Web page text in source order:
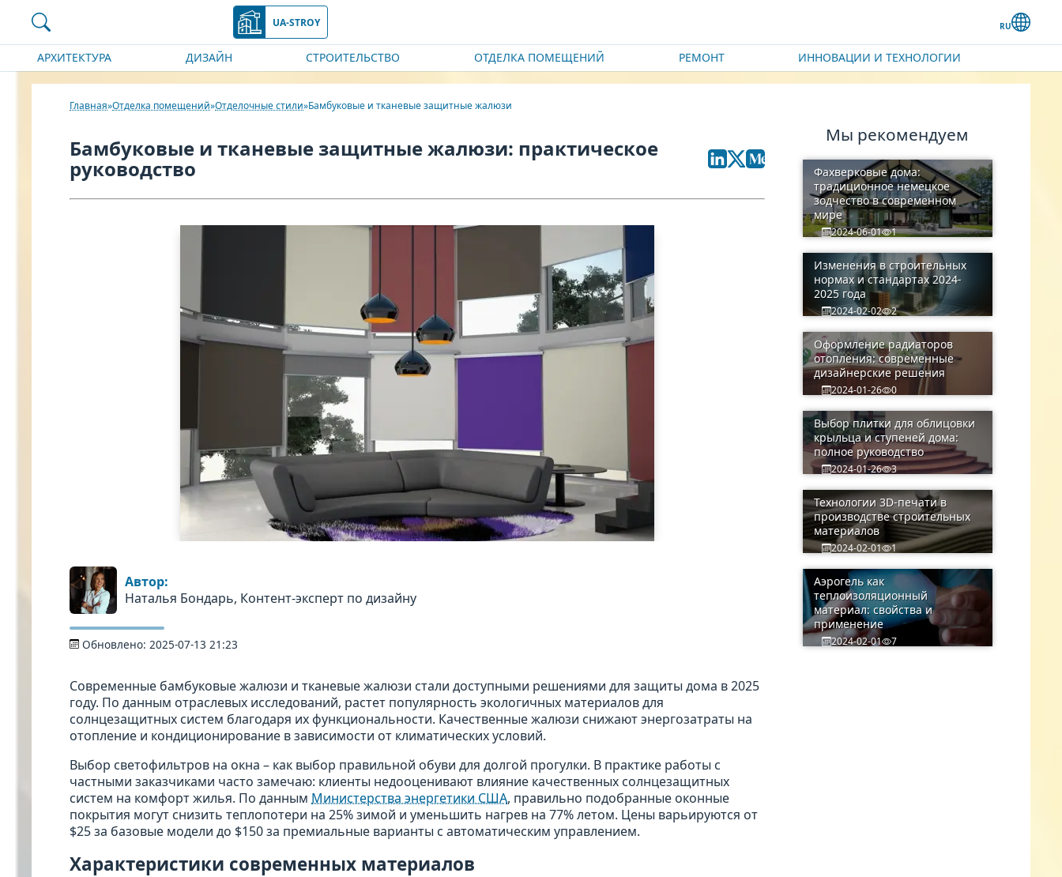
UA-STROY
АРХИТЕКТУРА ДИЗАЙН СТРОИТЕЛЬСТВО ОТДЕЛКА ПОМЕЩЕНИЙ РЕМОНТ ИННОВАЦИИ И ТЕХНОЛОГИИ
Главная Отделка помещений Отделочные стили Бамбуковые и тканевые защитные жалюзи
Бамбуковые и тканевые защитные жалюзи: практическое
руководство
Автор:
Наталья Бондарь, Контент-эксперт по дизайну
Обновлено:2025-07-13 21:23
Современные бамбуковые жалюзи и тканевые жалюзи стали доступными решениями для защиты дома в 2025
году. По данным отраслевых исследований, растет популярность экологичных материалов для
солнцезащитных систем благодаря их функциональности. Качественные жалюзи снижают энергозатраты на
отопление и кондиционирование в зависимости от климатических условий.
Выбор светофильтров на окна – как выбор правильной обуви для долгой прогулки. В практике работы с
частными заказчиками часто замечаю: клиенты недооценивают влияние качественных солнцезащитных
систем на комфорт жилья. По данным Министерства энергетики США, правильно подобранные оконные
покрытия могут снизить теплопотери на 25% зимой и уменьшить нагрев на 77% летом. Цены варьируются от
$25 за базовые модели до $150 за премиальные варианты с автоматическим управлением.
Характеристики современных материалов
Мы рекомендуем
Фахверковые дома:
традиционное немецкое
зодчество в современном
мире
2024-06-01 1
Изменения в строительных
нормах и стандартах 2024-
2025 года
2024-02-02 2
Оформление радиаторов
отопления: современные
дизайнерские решения
2024-01-26 0
Выбор плитки для облицовки
крыльца и ступеней дома:
полное руководство
2024-01-26 3
Технологии 3D-печати в
производстве строительных
материалов
2024-02-01 1
Аэрогель как
теплоизоляционный
материал: свойства и
применение
2024-02-01 7